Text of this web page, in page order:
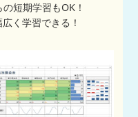
短期学習もOK！
く学習できる！